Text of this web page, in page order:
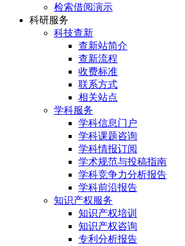
检索借阅演示
科研服务
科技查新
查新站简介
查新流程
收费标准
联系方式
相关站点
学科服务
学科信息门户
学科课题咨询
学科情报订阅
学术规范与投稿指南
学科竞争力分析报告
学科前沿报告
知识产权服务
知识产权培训
知识产权咨询
专利分析报告